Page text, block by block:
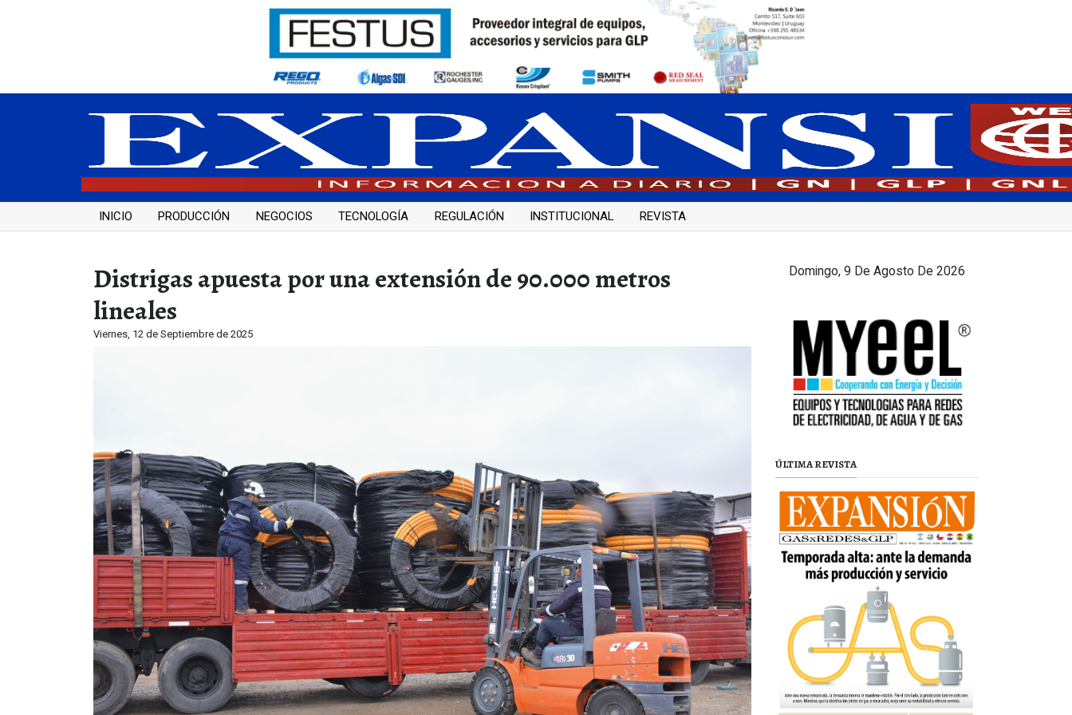
INICIO PRODUCCIÓN NEGOCIOS TECNOLOGÍA REGULACIÓN INSTITUCIONAL REVISTA
Distrigas apuesta por una extensión de 90.000 metros
lineales
Viernes, 12 de Septiembre de 2025
Domingo, 9 De Agosto De 2026
ÚLTIMA REVISTA